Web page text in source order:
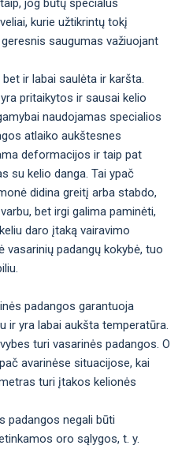
kurie užtikrintų tokį
saugumas važiuojant
ir labai saulėta ir karšta.
pritaikytos ir sausai kelio
naudojamas specialios
atlaiko aukštesnes
deformacijos ir taip pat
su kelio danga. Tai ypač
didina greitį arba stabdo,
bet irgi galima paminėti,
daro įtaką vairavimo
vasarinių padangų kokybė, tuo
padangos garantuoja
ir yra labai aukšta temperatūra.
turi vasarinės padangos. O
avarinėse situacijose, kai
turi įtakos kelionės
padangos negali būti
oro sąlygos, t. y.